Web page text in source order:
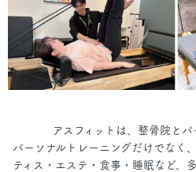
アスフィットは、整骨院とパ
パーソナルトレーニングだけでなく
ティス・エステ・食事・睡眠など、